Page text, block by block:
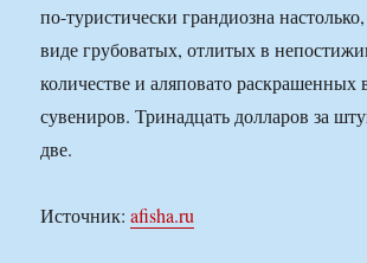
по-туристически грандиозна
виде грубоватых, отлитых в
количестве и аляповато
сувениров. Тринадцать долларов за
две.
Источник:afisha.ru